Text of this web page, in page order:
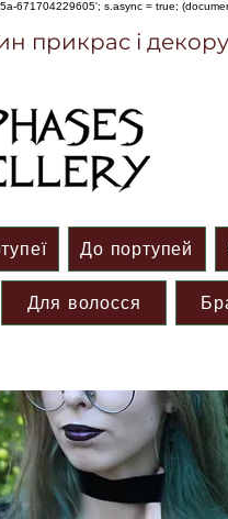
671704229605'; s.async = true;
прикрас і декору
До портупей
Для волосся